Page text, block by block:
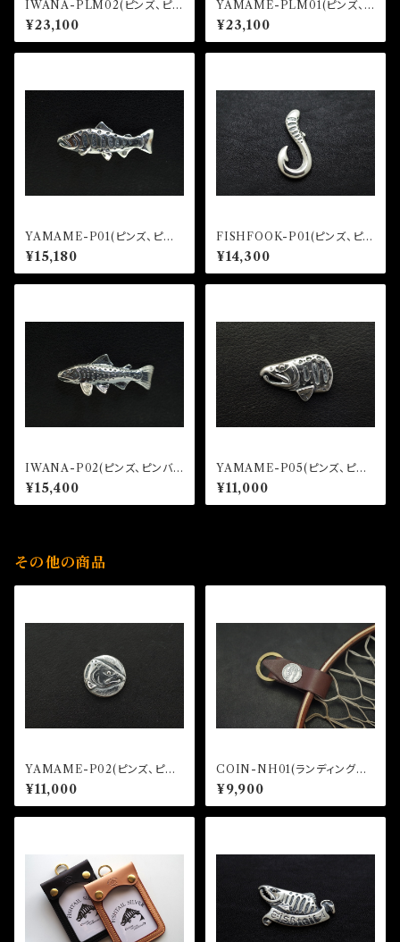
IWANA-PLM02(ピンズ、ピン
バッジ)
¥23,100
YAMAME-PLM01(ピンズ、ピ
ンバッジ)
¥23,100
YAMAME-P01(ピンズ、ピン
バッジ)
¥15,180
FISHFOOK-P01(ピンズ、ピン
バッジ)
¥14,300
IWANA-P02(ピンズ、ピンバッ
ジ)
¥15,400
YAMAME-P05(ピンズ、ピン
バッジ)
¥11,000
その他の商品
YAMAME-P02(ピンズ、ピン
バッジ)
¥11,000
COIN-NH01(ランディングネ
ットホルダー)
¥9,900